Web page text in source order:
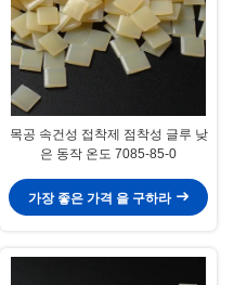
목공 속건성 접착제 점착성 글루 낮
은 동작 온도 7085-85-0
가장 좋은 가격 을 구하라